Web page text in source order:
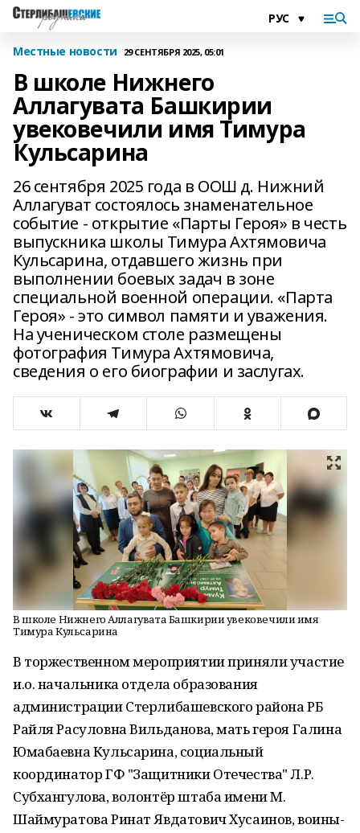
Местные новости 29 СЕНТЯБРЯ 2025, 05:01
В школе Нижнего
Аллагувата Башкирии
увековечили имя Тимура
Кульсарина
26 сентября 2025 года в ООШ д. Нижний
Аллагуват состоялось знаменательное
событие - открытие «Парты Героя» в честь
выпускника школы Тимура Ахтямовича
Кульсарина, отдавшего жизнь при
выполнении боевых задач в зоне
специальной военной операции. «Парта
Героя» - это символ памяти и уважения.
На ученическом столе размещены
фотография Тимура Ахтямовича,
сведения о его биографии и заслугах.
В школе Нижнего Аллагувата Башкирии увековечили имя
Тимура Кульсарина
В торжественном мероприятии приняли участие
и.о. начальника отдела образования
администрации Стерлибашевского района РБ
Райля Расуловна Вильданова, мать героя Галина
Юмабаевна Кульсарина, социальный
координатор ГФ "Защитники Отечества" Л.Р.
Субхангулова, волонтёр штаба имени М.
Шаймуратова Ринат Явдатович Хусаинов, воины-